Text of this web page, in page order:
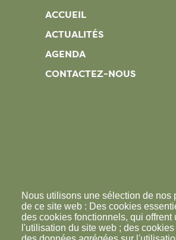
ACCUEIL
ACTUALITÉS
AGENDA
CONTACTEZ-NOUS
Nous utilisons une sélection de nos
de ce site web : Des cookies
des cookies fonctionnels, qui
l'utilisation du site web ; des